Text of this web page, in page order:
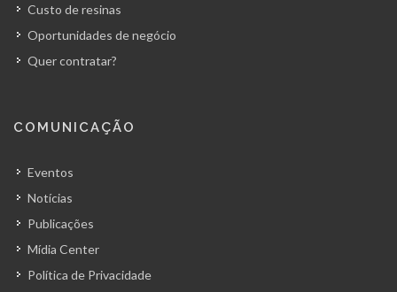
Custo de resinas
Oportunidades de negócio
Quer contratar?
COMUNICAÇÃO
Eventos
Notícias
Publicações
Mídia Center
Política de Privacidade